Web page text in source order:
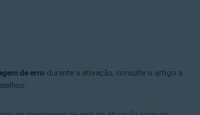
de erro durante a ativação, consulte o artigo a